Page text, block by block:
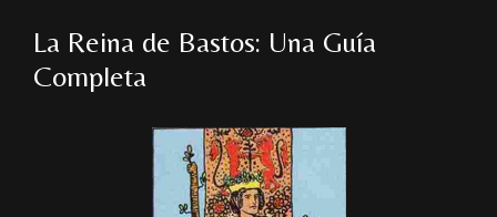
La Reina de Bastos: Una Guía
Completa